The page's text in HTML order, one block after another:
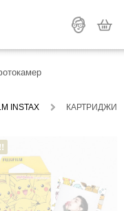
INSTAX КАРТРИДЖИ